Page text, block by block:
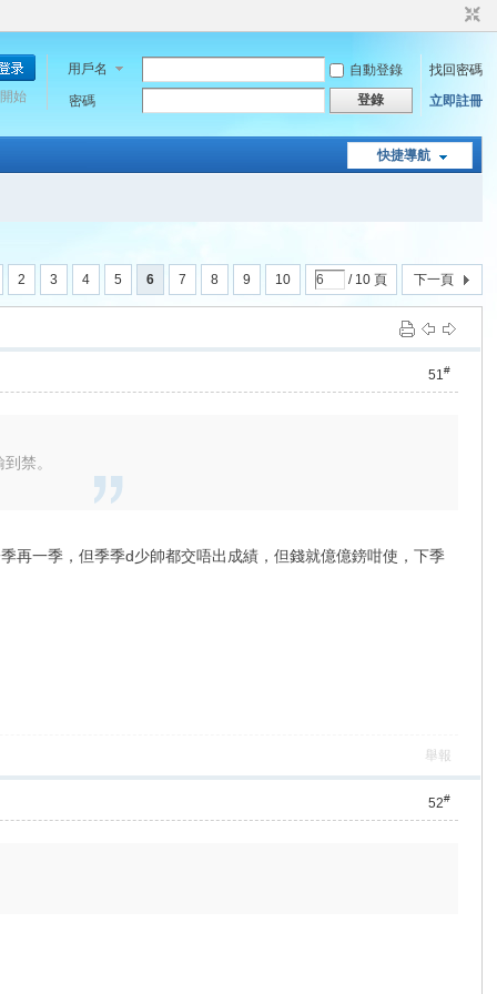
用戶名 自動登錄
找回密碼
密碼
登錄 立即註冊
始
快捷導航
2 3 4 5 6 7 8 9 10 / 10 頁 下一頁
51#
禁。
再一季，但季季d少帥都交唔出成績，但錢就億億鎊咁使，下季
舉報
52#